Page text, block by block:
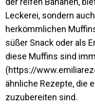
Leckerei, sondern
herkömmlichen
süßer Snack oder als
diese Muffins sind
(https://
ähnliche Rezepte, die
zuzubereiten sind.